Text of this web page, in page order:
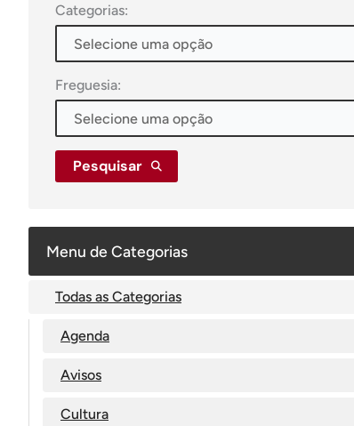
Categorias:
Freguesia:
Pesquisar
Menu de Categorias
Todas as Categorias
Agenda
Avisos
Cultura